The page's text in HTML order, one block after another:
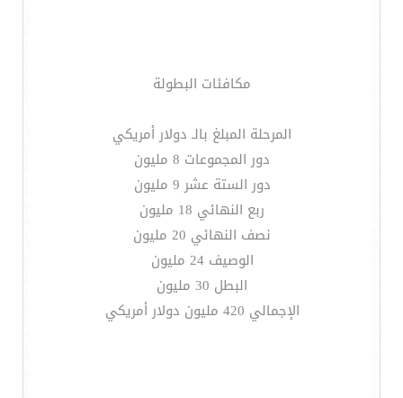
مكافئات البطولة
المرحلة المبلغ بالـ دولار أمريكي
دور المجموعات 8 مليون
دور الستة عشر 9 مليون
ربع النهائي 18 مليون
نصف النهائي 20 مليون
الوصيف 24 مليون
البطل 30 مليون
الإجمالي 420 مليون دولار أمريكي